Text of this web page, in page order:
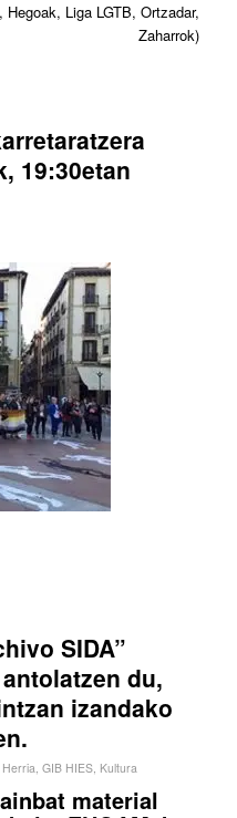
Liga LGTB, Ortzadar,
Zaharrok)
19:30etan
SIDA”
du,
izandako
Herria, GIB HIES, Kultura
material